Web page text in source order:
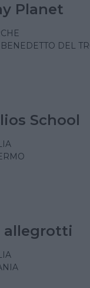
Planet
DEL
School
allegrotti